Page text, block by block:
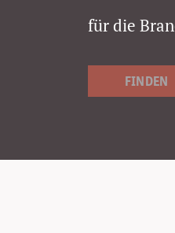
für die
FINDEN